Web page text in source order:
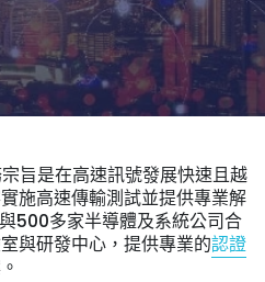
旨是在高速訊號發展快速且越
施高速傳輸測試並提供專業解
500多家半導體及系統公司合
與研發中心，提供專業的認證